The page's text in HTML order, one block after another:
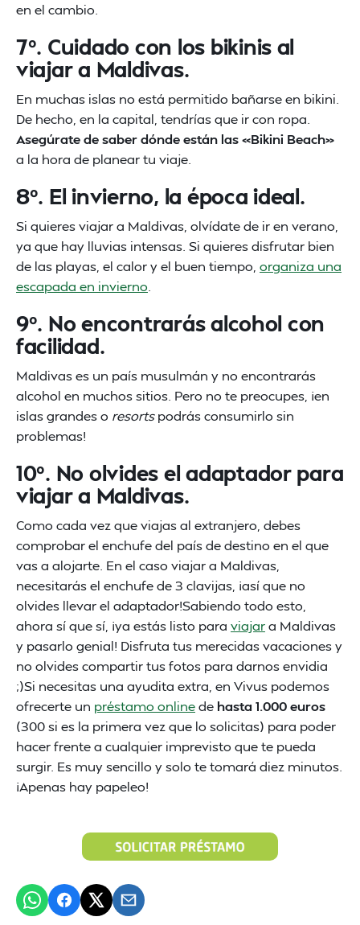
en el cambio.
7º. Cuidado con los bikinis al
viajar a Maldivas.
En muchas islas no está permitido bañarse en bikini.
De hecho, en la capital, tendrías que ir con ropa.
Asegúrate de saber dónde están las «Bikini Beach»
a la hora de planear tu viaje.
8º. El invierno, la época ideal.
Si quieres viajar a Maldivas, olvídate de ir en verano,
ya que hay lluvias intensas. Si quieres disfrutar bien
de las playas, el calor y el buen tiempo, organiza una
escapada en invierno.
9º. No encontrarás alcohol con
facilidad.
Maldivas es un país musulmán y no encontrarás
alcohol en muchos sitios. Pero no te preocupes, ¡en
islas grandes o resortspodrás consumirlo sin
problemas!
10º. No olvides el adaptador para
viajar a Maldivas.
Como cada vez que viajas al extranjero, debes
comprobar el enchufe del país de destino en el que
vas a alojarte. En el caso viajar a Maldivas,
necesitarás el enchufe de 3 clavijas, ¡así que no
olvides llevar el adaptador!Sabiendo todo esto,
ahora sí que sí, ¡ya estás listo para viajara Maldivas
y pasarlo genial! Disfruta tus merecidas vacaciones y
no olvides compartir tus fotos para darnos envidia
;)Si necesitas una ayudita extra, en Vivus podemos
ofrecerte un préstamo onlinede hasta 1.000 euros
(300 si es la primera vez que lo solicitas) para poder
hacer frente a cualquier imprevisto que te pueda
surgir. Es muy sencillo y solo te tomará diez minutos.
¡Apenas hay papeleo!